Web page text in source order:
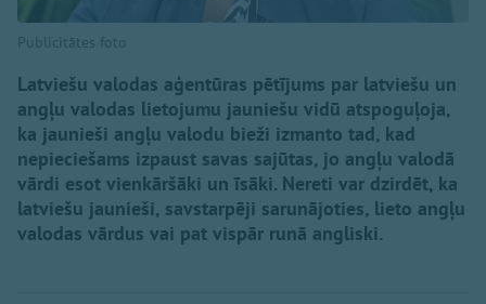
Publicitātes foto
Latviešu valodas aģentūras pētījums par latviešu un
angļu valodas lietojumu jauniešu vidū atspoguļoja,
ka jaunieši angļu valodu bieži izmanto tad, kad
nepieciešams izpaust savas sajūtas, jo angļu valodā
vārdi esot vienkāršāki un īsāki. Nereti var dzirdēt, ka
latviešu jaunieši, savstarpēji sarunājoties, lieto angļu
valodas vārdus vai pat vispār runā angliski.